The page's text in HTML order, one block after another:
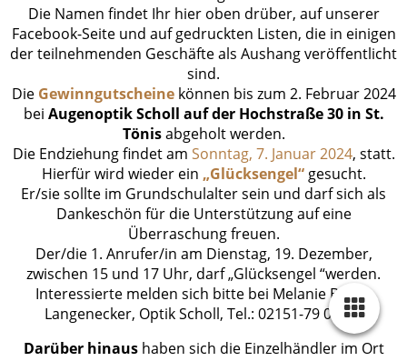
Die Namen findet Ihr hier oben drüber, auf unserer
Facebook-Seite und auf gedruckten Listen, die in einigen
der teilnehmenden Geschäfte als Aushang veröffentlicht
sind.
Die Gewinngutscheinekönnen bis zum 2. Februar 2024
bei Augenoptik Scholl auf der Hochstraße 30 in St.
Tönisabgeholt werden.
Die Endziehung findet am Sonntag, 7. Januar 2024, statt.
Hierfür wird wieder ein „Glücksengel“gesucht.
Er/sie sollte im Grundschulalter sein und darf sich als
Dankeschön für die Unterstützung auf eine
Überraschung freuen.
Der/die 1. Anrufer/in am Dienstag, 19. Dezember,
zwischen 15 und 17 Uhr, darf „Glücksengel “werden.
Interessierte melden sich bitte bei Melanie Barth-
Langenecker, Optik Scholl, Tel.: 02151-79 08 80.
Darüber hinaushaben sich die Einzelhändler im Ort